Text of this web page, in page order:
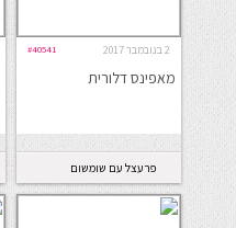
2 בנובמבר 2017 #40541
מאפינס דלורית
פרעצל עם שומשום